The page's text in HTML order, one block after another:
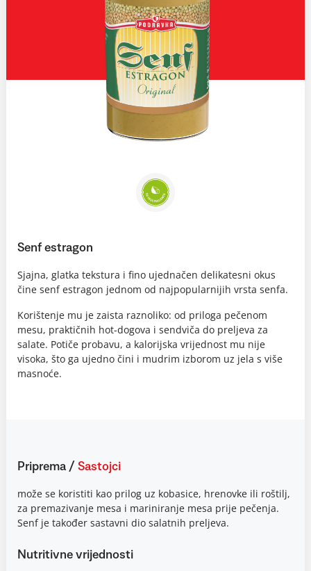
Senf estragon
Sjajna, glatka tekstura i fino ujednačen delikatesni okus
čine senf estragon jednom od najpopularnijih vrsta senfa.
Korištenje mu je zaista raznoliko: od priloga pečenom
mesu, praktičnih hot-dogova i sendviča do preljeva za
salate. Potiče probavu, a kalorijska vrijednost mu nije
visoka, što ga ujedno čini i mudrim izborom uz jela s više
masnoće.
Priprema / Sastojci
može se koristiti kao prilog uz kobasice, hrenovke ili roštilj,
za premazivanje mesa i mariniranje mesa prije pečenja.
Senf je također sastavni dio salatnih preljeva.
Nutritivne vrijednosti